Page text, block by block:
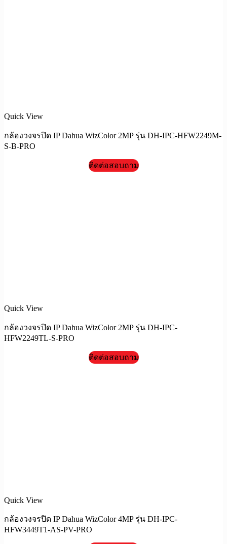
Quick View
กล้องวงจรปิด IP Dahua WizColor 2MP รุ่น DH-IPC-HFW2249M-
S-B-PRO
ติดต่อสอบถาม
Quick View
กล้องวงจรปิด IP Dahua WizColor 2MP รุ่น DH-IPC-
HFW2249TL-S-PRO
ติดต่อสอบถาม
Quick View
กล้องวงจรปิด IP Dahua WizColor 4MP รุ่น DH-IPC-
HFW3449T1-AS-PV-PRO